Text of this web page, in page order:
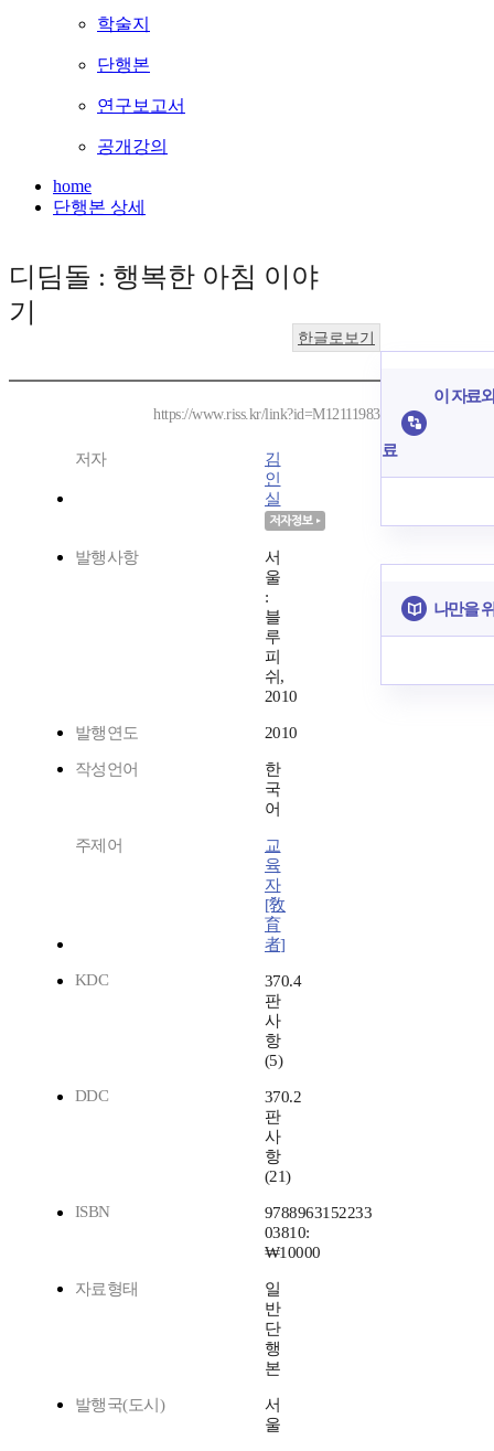
학술지
단행본
연구보고서
공개강의
home
단행본 상세
디딤돌 : 행복한 아침 이야
기
한글로보기
https://www.riss.kr/link?id=M12111983
저자
김
인
실
발행사항
서
울
:
블
루
피
쉬,
2010
발행연도 2010
작성언어
한
국
어
주제어
교
육
자
[敎
育
者]
KDC
370.4
판
사
항
(5)
DDC
370.2
판
사
항
(21)
ISBN
9788963152233
03810:
₩10000
자료형태
일
반
단
행
본
발행국(도시)
서
울
이 자료
료
나만을